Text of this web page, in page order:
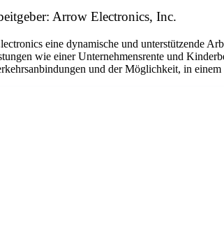
Arrow Electronics, Inc.
eine dynamische und unterstützende
wie einer Unternehmensrente und
und der Möglichkeit, in